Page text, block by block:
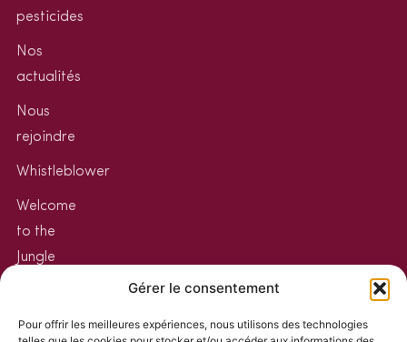
Gérer le consentement
Pour offrir les meilleures expériences, nous utilisons des technologies
pesticides
Nos
actualités
Nous
rejoindre
Whistleblower
Welcome
to the
Jungle
espace